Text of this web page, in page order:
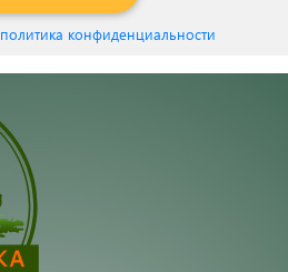
политика конфиденциальности